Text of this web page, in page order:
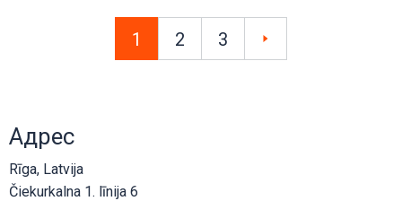
1 2 3
Адрес
Rīga, Latvija
Čiekurkalna 1. līnija 6